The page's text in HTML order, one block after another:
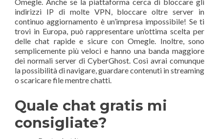
indirizzi IP di molte VPN, bloccare oltre server in
continuo aggiornamento è un’impresa impossibile! Se ti
trovi in Europa, può rappresentare un’ottima scelta per
delle chat rapide e sicure con Omegle. Inoltre, sono
semplicemente più veloci e hanno una banda maggiore
dei normali server di CyberGhost. Così avrai comunque
la possibilità di navigare, guardare contenuti in streaming
o scaricare file mentre chatti.
Quale chat gratis mi
consigliate?